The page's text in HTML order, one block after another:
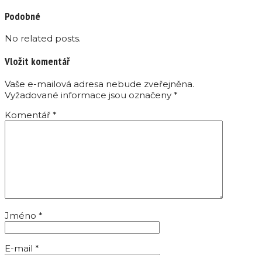
Podobné
No related posts.
Vložit komentář
Vaše e-mailová adresa nebude zveřejněna.
Vyžadované informace jsou označeny *
Komentář *
Jméno *
E-mail *